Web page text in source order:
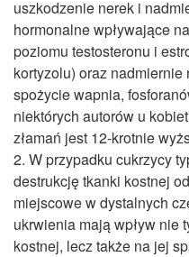
uszkodzenie nerek i
hormonalne wpływające
poziomu testosteronu i
kortyzolu) oraz
spożycie wapnia,
niektórych autorów u
złamań jest 12-krotnie
2. W przypadku cukrzycy
destrukcję tkanki kostnej
miejscowe w dystalnych
ukrwienia mają wpływ nie
kostnej, lecz także na jej